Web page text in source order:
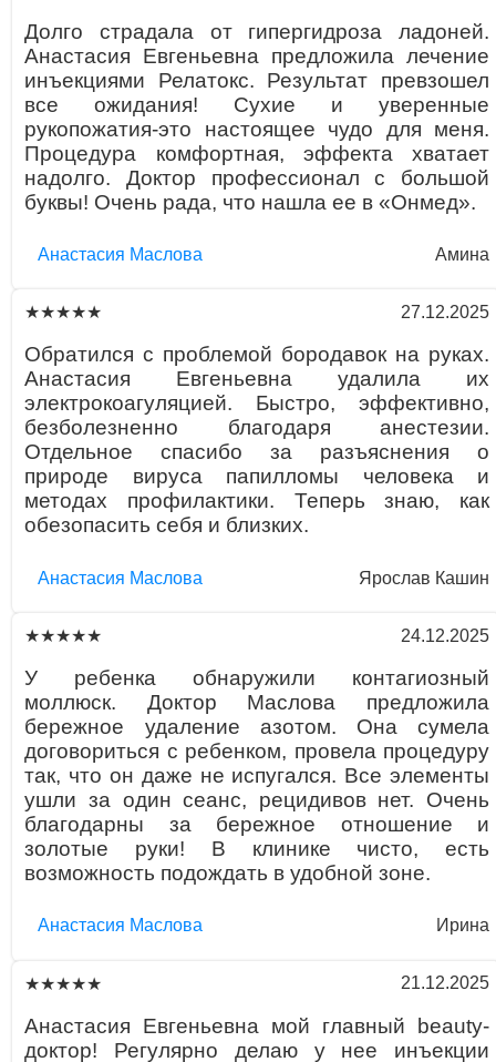
Долго страдала от гипергидроза ладоней.
Анастасия Евгеньевна предложила лечение
инъекциями Релатокс. Результат превзошел
все ожидания! Сухие и уверенные
рукопожатия-это настоящее чудо для меня.
Процедура комфортная, эффекта хватает
надолго. Доктор профессионал с большой
буквы! Очень рада, что нашла ее в «Онмед».
Aнaстaсия Маслова Амина
★★★★★ 27.12.2025
Обратился с проблемой бородавок на руках.
Анастасия Евгеньевна удалила их
электрокоагуляцией. Быстро, эффективно,
безболезненно благодаря анестезии.
Отдельное спасибо за разъяснения о
природе вируса папилломы человека и
методах профилактики. Теперь знаю, как
обезопасить себя и близких.
Aнaстaсия Маслова Ярослав Кашин
★★★★★ 24.12.2025
У ребенка обнаружили контагиозный
моллюск. Доктор Маслова предложила
бережное удаление азотом. Она сумела
договориться с ребенком, провела процедуру
так, что он даже не испугался. Все элементы
ушли за один сеанс, рецидивов нет. Очень
благодарны за бережное отношение и
золотые руки! В клинике чисто, есть
возможность подождать в удобной зоне.
Aнaстaсия Маслова Ирина
★★★★★ 21.12.2025
Анастасия Евгеньевна мой главный beauty-
доктор! Регулярно делаю у нее инъекции